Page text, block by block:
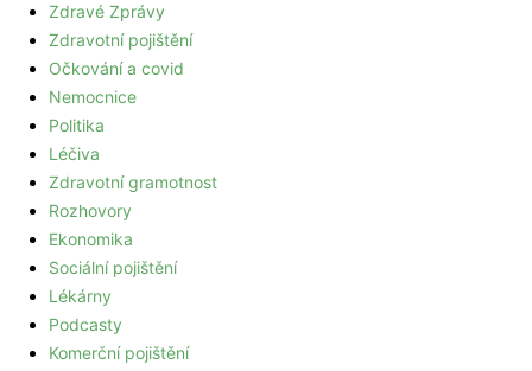
Zdravé Zprávy
Zdravotní pojištění
Očkování a covid
Nemocnice
Politika
Léčiva
Zdravotní gramotnost
Rozhovory
Ekonomika
Sociální pojištění
Lékárny
Podcasty
Komerční pojištění